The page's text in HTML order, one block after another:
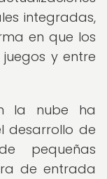
integradas,
en que los
y entre
la nube ha
desarrollo de
pequeñas
de entrada